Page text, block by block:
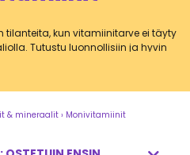
kun vitamiinitarve ei täyty
Tutustu luonnollisiin ja hyvin
suositellaan?
& mineraalit › Monivitamiinit